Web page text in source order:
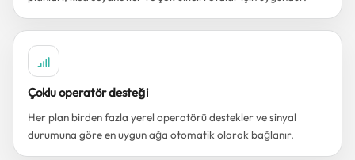
Çoklu operatör desteği
Her plan birden fazla yerel operatörü destekler ve sinyal
durumuna göre en uygun ağa otomatik olarak bağlanır.